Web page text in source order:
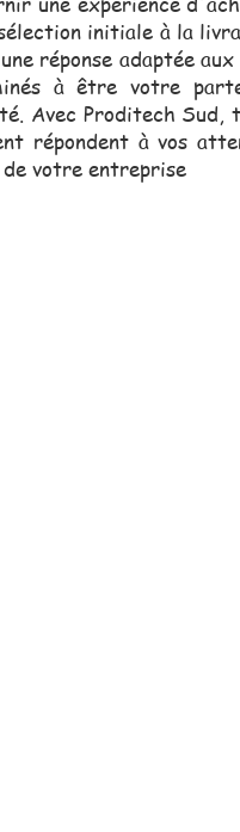
initiale à la
réponse adaptée
à être votre
Avec Proditech Sud,
répondent à vos
votre entreprise